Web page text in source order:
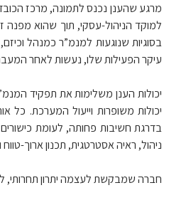
שהענן נכנס לתמונה, מרכז הכובד
הניהול-עסקי, תוך שהוא מפנה
שנוגעות למנמ”ר כמנהל וכיזם,
הפעילות שלו, נעשות לאחר המעבר
משופרות וייעול המערכת. כל
חשיבות פחותה, לעומת כישורים
ראיה אסטרטגית, תכנון ארוך-טווח
שמבקשת לעצמה יתרון תחרותי, לא